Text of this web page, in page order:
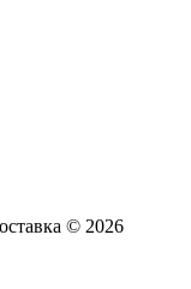
© 2026